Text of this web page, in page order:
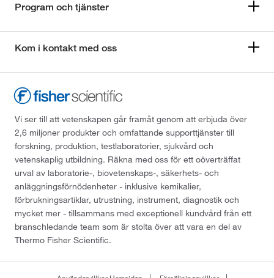
Program och tjänster
Kom i kontakt med oss
Vi ser till att vetenskapen går framåt genom att erbjuda över
2,6 miljoner produkter och omfattande supporttjänster till
forskning, produktion, testlaboratorier, sjukvård och
vetenskaplig utbildning. Räkna med oss för ett oöverträffat
urval av laboratorie-, biovetenskaps-, säkerhets- och
anläggningsförnödenheter - inklusive kemikalier,
förbrukningsartiklar, utrustning, instrument, diagnostik och
mycket mer - tillsammans med exceptionell kundvård från ett
branschledande team som är stolta över att vara en del av
Thermo Fisher Scientific.